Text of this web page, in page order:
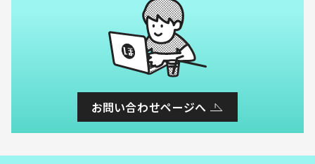
お問い合わせページへ